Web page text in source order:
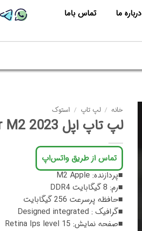
درباره ما تماس باما
خانه / لپ تاپ / استوک
لپ تاپ اپل MacBook Air M2 2023
تماس از طریق واتس‌اپ
■پردازنده: M2 Apple
■رم: 8 گیگابایت DDR4
■حافظه پرسرعت 256 گیگابایت
■گرافیک : Designed integrated
■صفحه نمایش: 15 Retina Ips level